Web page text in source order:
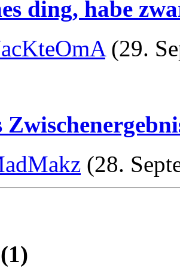
ding, habe
(29.
(28.
(1)